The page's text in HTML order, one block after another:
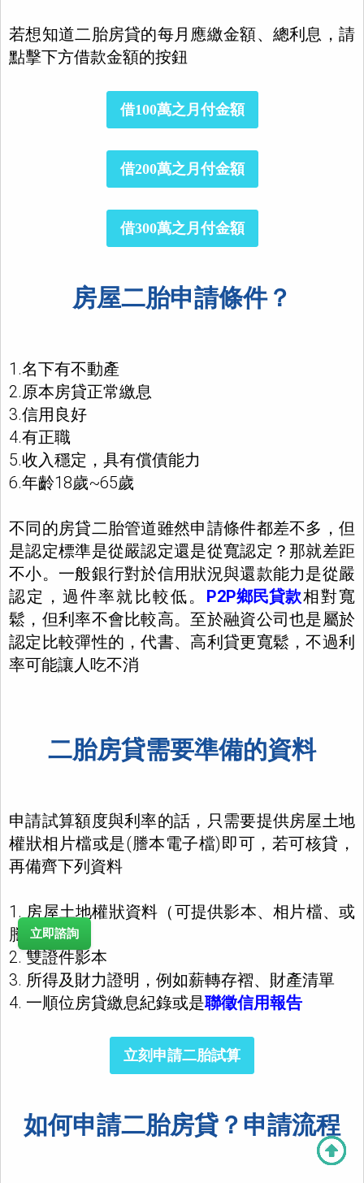
若想知道二胎房貸的每月應繳金額、總利息，請
點擊下方借款金額的按鈕
借100萬之月付金額
借200萬之月付金額
借300萬之月付金額
房屋二胎申請條件？
1.名下有不動產
2.原本房貸正常繳息
3.信用良好
4.有正職
5.收入穩定，具有償債能力
6.年齡18歲~65歲
不同的房貸二胎管道雖然申請條件都差不多，但
是認定標準是從嚴認定還是從寬認定？那就差距
不小。一般銀行對於信用狀況與還款能力是從嚴
認定，過件率就比較低。 P2P鄉民貸款相對寬
鬆，但利率不會比較高。至於融資公司也是屬於
認定比較彈性的，代書、高利貸更寬鬆，不過利
率可能讓人吃不消
二胎房貸需要準備的資料
申請試算額度與利率的話，只需要提供房屋土地
權狀相片檔或是(謄本電子檔)即可，若可核貸，
再備齊下列資料
1. 房屋土地權狀資料（可提供影本、相片檔、或
謄本電子檔
2. 雙證件影本
3. 所得及財力證明，例如薪轉存褶、財產清單
4. 一順位房貸繳息紀錄或是聯徵信用報告
立刻申請二胎試算
如何申請二胎房貸？申請流程
立即諮詢